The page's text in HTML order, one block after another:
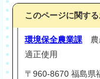
このページに関す
環境保全農業課 農
適正使用
〒960-8670 福島県